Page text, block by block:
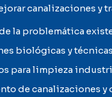
canalizaciones y
la problemática
biológicas y
para limpieza
de canalizaciones y